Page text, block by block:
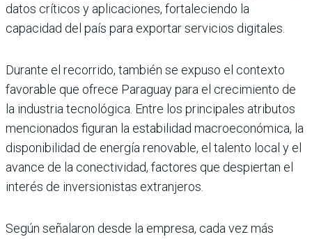
datos críticos y aplicaciones, fortaleciendo la
capacidad del país para exportar servicios digitales.
Durante el recorrido, también se expuso el contexto
favorable que ofrece Paraguay para el crecimiento de
la industria tecnológica. Entre los principales atributos
mencionados figuran la estabilidad macroeconómica, la
disponibilidad de energía renovable, el talento local y el
avance de la conectividad, factores que despiertan el
interés de inversionistas extranjeros.
Según señalaron desde la empresa, cada vez más